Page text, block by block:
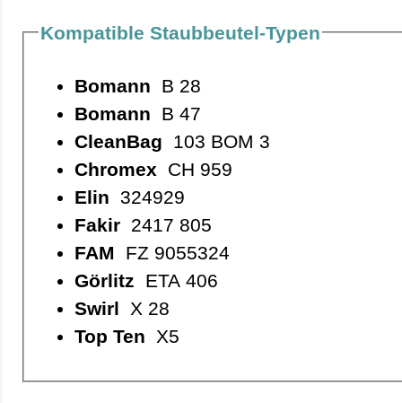
Kompatible Staubbeutel-Typen
Bomann B 28
Bomann B 47
CleanBag 103 BOM 3
Chromex CH 959
Elin 324929
Fakir2417 805
FAM FZ 9055324
Görlitz ETA 406
Swirl X 28
Top Ten X5